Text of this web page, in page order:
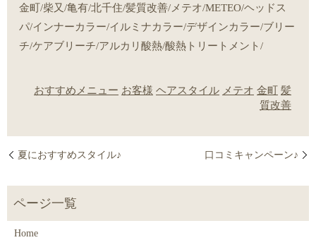
金町/柴又/亀有/北千住/髪質改善/メテオ/METEO/ヘッドス
パ/インナーカラー/イルミナカラー/デザインカラー/ブリー
チ/ケアブリーチ/アルカリ酸熱/酸熱トリートメント/
おすすめメニュー お客様 ヘアスタイル メテオ 金町 髪
質改善
夏におすすめスタイル♪ 口コミキャンペーン♪
Home